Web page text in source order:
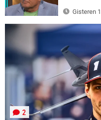
Gisteren
2